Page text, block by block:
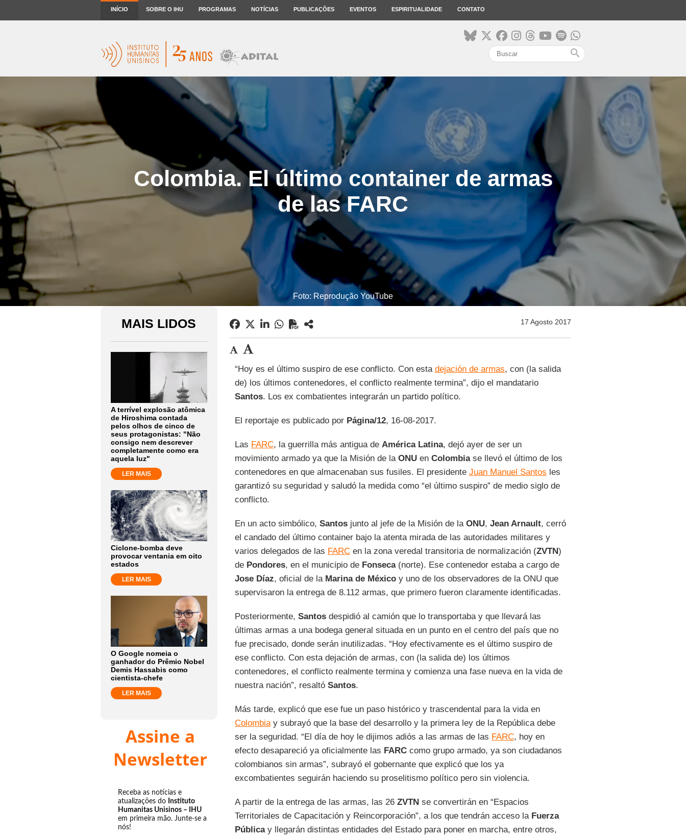
INÍCIO SOBRE O IHU PROGRAMAS NOTÍCIAS PUBLICAÇÕES EVENTOS ESPIRITUALIDADE CONTATO
search
Colombia. El último container de armas
de las FARC
Foto: Reprodução YouTube
MAIS LIDOS
A terrível explosão atômica
de Hiroshima contada
pelos olhos de cinco de
seus protagonistas: "Não
consigo nem descrever
completamente como era
aquela luz"
LER MAIS
Ciclone-bomba deve
provocar ventania em oito
estados
LER MAIS
O Google nomeia o
ganhador do Prêmio Nobel
Demis Hassabis como
cientista-chefe
LER MAIS
Assine a
Newsletter
Receba as notícias e
atualizações do Instituto
Humanitas Unisinos – IHU
em primeira mão. Junte-se a
nós!
17 Agosto 2017
“Hoy es el último suspiro de ese conflicto. Con esta dejación de armas, con (la salida
de) los últimos contenedores, el conflicto realmente termina”, dijo el mandatario
Santos. Los ex combatientes integrarán un partido político.
El reportaje es publicado por Página/12, 16-08-2017.
Las FARC, la guerrilla más antigua de América Latina, dejó ayer de ser un
movimiento armado ya que la Misión de la ONUen Colombiase llevó el último de los
contenedores en que almacenaban sus fusiles. El presidente Juan Manuel Santos les
garantizó su seguridad y saludó la medida como “el último suspiro” de medio siglo de
conflicto.
En un acto simbólico, Santosjunto al jefe de la Misión de la ONU, Jean Arnault, cerró
el candado del último container bajo la atenta mirada de las autoridades militares y
varios delegados de las FARCen la zona veredal transitoria de normalización (ZVTN)
de Pondores, en el municipio de Fonseca(norte). Ese contenedor estaba a cargo de
Jose Díaz, oficial de la Marina de Méxicoy uno de los observadores de la ONU que
supervisaron la entrega de 8.112 armas, que primero fueron claramente identificadas.
Posteriormente, Santosdespidió al camión que lo transportaba y que llevará las
últimas armas a una bodega general situada en un punto en el centro del país que no
fue precisado, donde serán inutilizadas. “Hoy efectivamente es el último suspiro de
ese conflicto. Con esta dejación de armas, con (la salida de) los últimos
contenedores, el conflicto realmente termina y comienza una fase nueva en la vida de
nuestra nación”, resaltó Santos.
Más tarde, explicó que ese fue un paso histórico y trascendental para la vida en
Colombiay subrayó que la base del desarrollo y la primera ley de la República debe
ser la seguridad. “El día de hoy le dijimos adiós a las armas de las FARC, hoy en
efecto desapareció ya oficialmente las FARCcomo grupo armado, ya son ciudadanos
colombianos sin armas”, subrayó el gobernante que explicó que los ya
excombatientes seguirán haciendo su proselitismo político pero sin violencia.
A partir de la entrega de las armas, las 26 ZVTNse convertirán en “Espacios
Territoriales de Capacitación y Reincorporación”, a los que tendrán acceso la Fuerza
Públicay llegarán distintas entidades del Estado para poner en marcha, entre otros,